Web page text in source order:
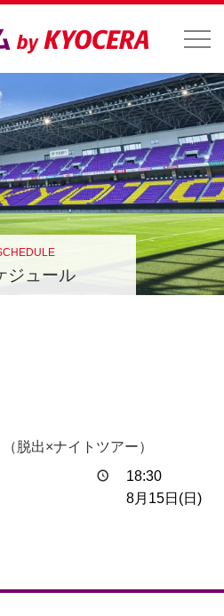
ジュール
脱出×ナイトツアー）
18:30
8月15日(日)